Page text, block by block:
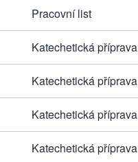
Pracovní list
Katechetická příprava
Katechetická příprava
Katechetická příprava
Katechetická příprava